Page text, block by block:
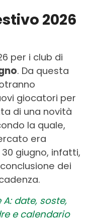
2026
per i club di
. Da questa
giocatori per
di una novità
la quale,
era
30 giugno, infatti,
dei
date, soste,
e calendario